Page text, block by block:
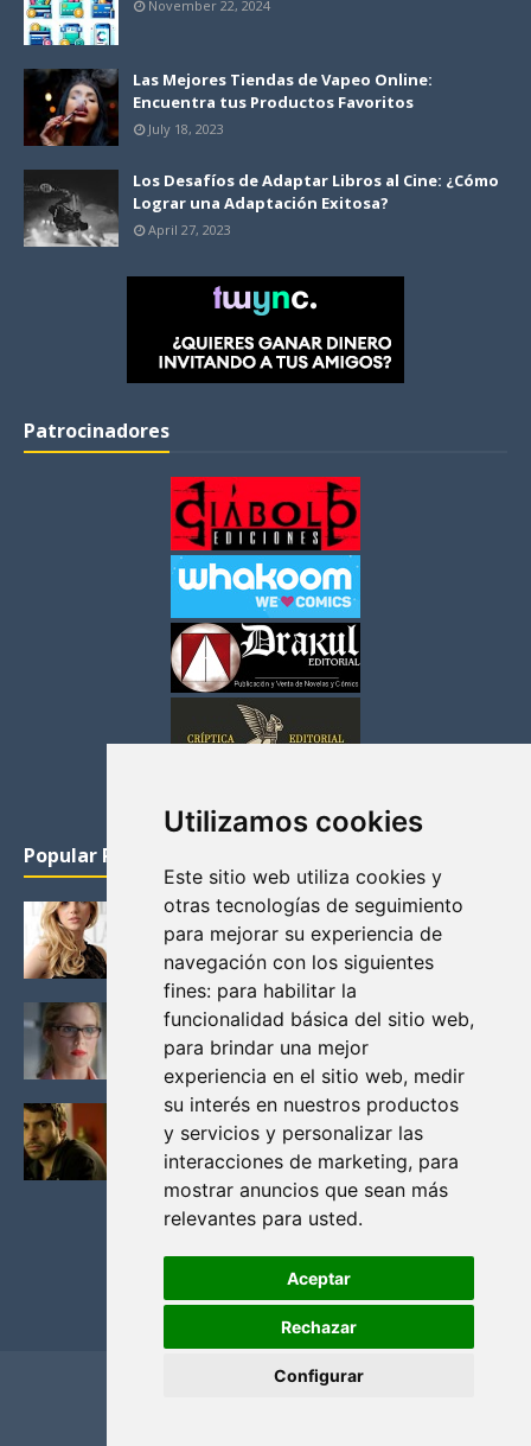
Utilizamos cookies
Este sitio web utiliza cookies y
otras tecnologías de seguimiento
para mejorar su experiencia de
navegación con los siguientes
fines: para habilitar la
funcionalidad básica del sitio web,
para brindar una mejor
experiencia en el sitio web, medir
su interés en nuestros productos
y servicios y personalizar las
interacciones de marketing, para
mostrar anuncios que sean más
relevantes para usted.
Aceptar
Rechazar
Configurar
November 22, 2024
Las Mejores Tiendas de Vapeo Online:
Encuentra tus Productos Favoritos
July 18, 2023
Los Desafíos de Adaptar Libros al Cine: ¿Cómo
Lograr una Adaptación Exitosa?
April 27, 2023
Patrocinadores
Popular Posts
KATHERYN WINNICK: LA ACTRIZ MAS GUAPA DE
VIKINGOS
Junio 14, 2013
FELICITY (EMILY BETT RICKARDS), LAS FOTOS
MAS BONITAS DE LA ALIADA DE ARROW
Noviembre 30, 2013
BLACK MIRROR: TODA TU HISTORIA. EPISODIO 3.
LA CRITICA
Mayo 17, 2012
Privacidad y cookies
Contacto